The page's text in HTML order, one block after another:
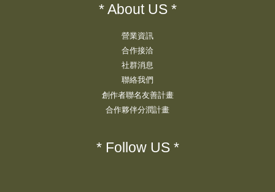
* About US *
營業資訊
合作接洽
社群消息
聯絡我們
創作者聯名友善計畫
合作夥伴分潤計畫
* Follow US *